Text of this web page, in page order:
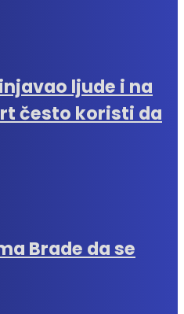
ljude i na
često koristi da
Brade da se